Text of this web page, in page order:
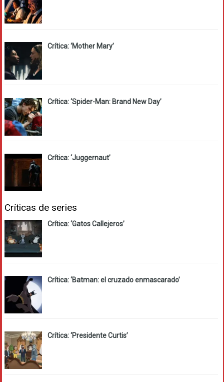
Crítica: ‘Mother Mary’
Crítica: ‘Spider-Man: Brand New Day’
Crítica: ‘Juggernaut’
Críticas de series
Crítica: ‘Gatos Callejeros’
Crítica: ‘Batman: el cruzado enmascarado’
Crítica: ‘Presidente Curtis’